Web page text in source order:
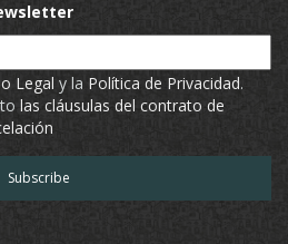
Legal y la Política de Privacidad.
las cláusulas del contrato de